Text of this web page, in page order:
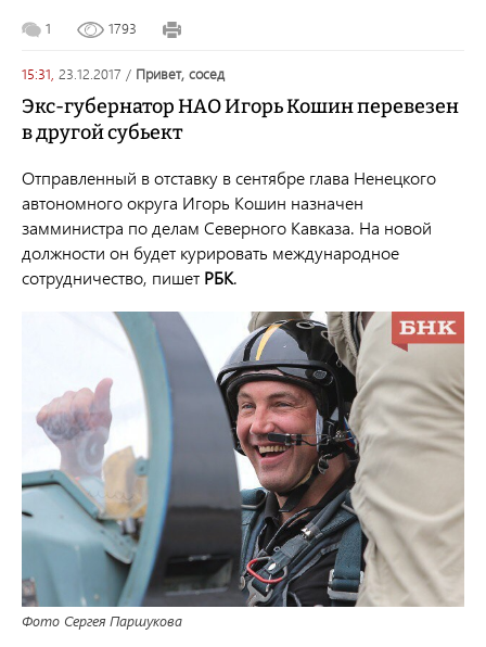
1 1793
15:31, 23.12.2017 / привет, сосед
Экс-губернатор НАО Игорь Кошин перевезен
в другой субьект
Отправленный в отставку в сентябре глава Ненецкого
автономного округа Игорь Кошин назначен
замминистра по делам Северного Кавказа. На новой
должности он будет курировать международное
сотрудничество, пишет РБК.
Фото Сергея Паршукова